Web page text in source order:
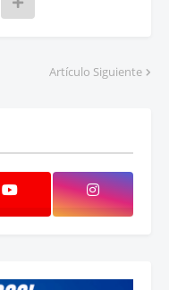
Artículo Siguiente